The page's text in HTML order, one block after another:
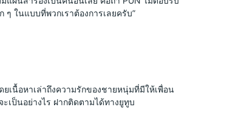
ในแบบที่พวกเราต้องการเลยครับ”
เนื้อหาเล่าถึงความรักของชายหนุ่มที่มีให้เพื่อน
เป็นอย่างไร ฝากติดตามได้ทางยูทูบ